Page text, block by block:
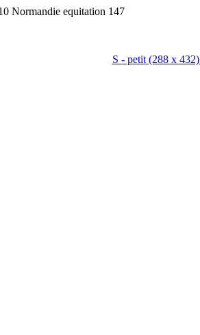
Normandie equitation 147
S - petit(288 x 432)